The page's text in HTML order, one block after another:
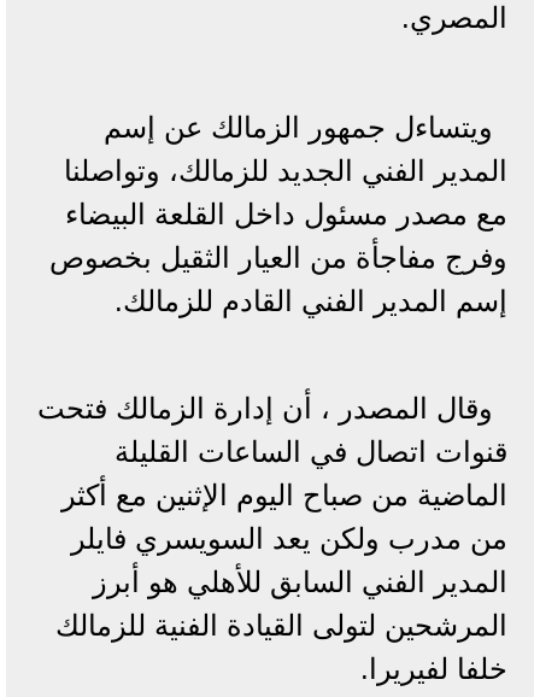
المصري.
ويتساءل جمهور الزمالك عن إسم
المدير الفني الجديد للزمالك، وتواصلنا
مع مصدر مسئول داخل القلعة البيضاء
وفرج مفاجأة من العيار الثقيل بخصوص
إسم المدير الفني القادم للزمالك.
وقال المصدر ، أن إدارة الزمالك فتحت
قنوات اتصال في الساعات القليلة
الماضية من صباح اليوم الإثنين مع أكثر
من مدرب ولكن يعد السويسري فايلر
المدير الفني السابق للأهلي هو أبرز
المرشحين لتولى القيادة الفنية للزمالك
خلفا لفيريرا.